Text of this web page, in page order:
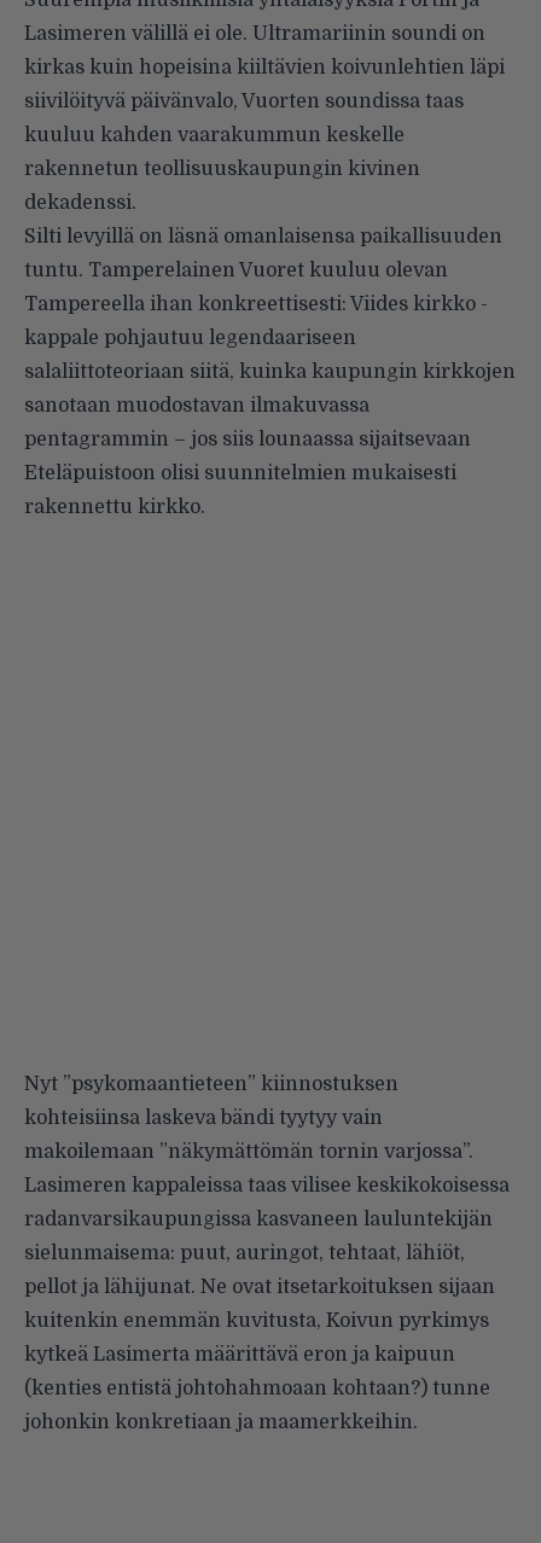
Lasimeren välillä ei ole. Ultramariinin soundi on
kirkas kuin hopeisina kiiltävien koivunlehtien läpi
siivilöityvä päivänvalo, Vuorten soundissa taas
kuuluu kahden vaarakummun keskelle
rakennetun teollisuuskaupungin kivinen
dekadenssi.
Silti levyillä on läsnä omanlaisensa paikallisuuden
tuntu. Tamperelainen Vuoret kuuluu olevan
Tampereella ihan konkreettisesti: Viides kirkko -
kappale pohjautuu legendaariseen
salaliittoteoriaan siitä, kuinka kaupungin kirkkojen
sanotaan muodostavan ilmakuvassa
pentagrammin – jos siis lounaassa sijaitsevaan
Eteläpuistoon olisi suunnitelmien mukaisesti
rakennettu kirkko.
Nyt ”psykomaantieteen” kiinnostuksen
kohteisiinsa laskeva bändi tyytyy vain
makoilemaan ”näkymättömän tornin varjossa”.
Lasimeren kappaleissa taas vilisee keskikokoisessa
radanvarsikaupungissa kasvaneen lauluntekijän
sielunmaisema: puut, auringot, tehtaat, lähiöt,
pellot ja lähijunat. Ne ovat itsetarkoituksen sijaan
kuitenkin enemmän kuvitusta, Koivun pyrkimys
kytkeä Lasimerta määrittävä eron ja kaipuun
(kenties entistä johtohahmoaan kohtaan?) tunne
johonkin konkretiaan ja maamerkkeihin.